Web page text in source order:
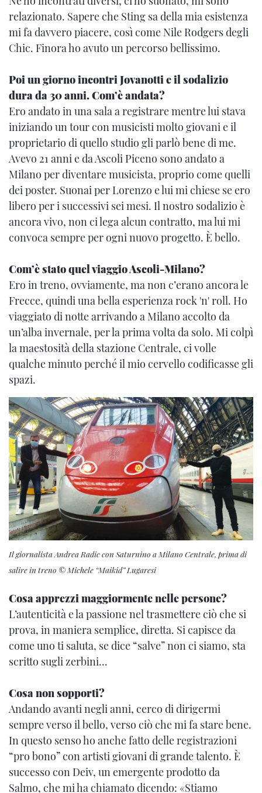
relazionato. Sapere che Sting sa della mia esistenza
mi fa davvero piacere, così come Nile Rodgers degli
Chic. Finora ho avuto un percorso bellissimo.
Poi un giorno incontri Jovanotti e il sodalizio
dura da 30 anni. Com’è andata?
Ero andato in una sala a registrare mentre lui stava
iniziando un tour con musicisti molto giovani e il
proprietario di quello studio gli parlò bene di me.
Avevo 21 anni e da Ascoli Piceno sono andato a
Milano per diventare musicista, proprio come quelli
dei poster. Suonai per Lorenzo e lui mi chiese se ero
libero per i successivi sei mesi. Il nostro sodalizio è
ancora vivo, non ci lega alcun contratto, ma lui mi
convoca sempre per ogni nuovo progetto. È bello.
Com’è stato quel viaggio Ascoli-Milano?
Ero in treno, ovviamente, ma non c’erano ancora le
Frecce, quindi una bella esperienza rock 'n' roll. Ho
viaggiato di notte arrivando a Milano accolto da
un’alba invernale, per la prima volta da solo. Mi colpì
la maestosità della stazione Centrale, ci volle
qualche minuto perché il mio cervello codificasse gli
spazi.
Il giornalista Andrea Radic con Saturnino a Milano Centrale, prima di
salire in treno © Michele “Maikid” Lugaresi
Cosa apprezzi maggiormente nelle persone?
L’autenticità e la passione nel trasmettere ciò che si
prova, in maniera semplice, diretta. Si capisce da
come uno ti saluta, se dice “salve” non ci siamo, sta
scritto sugli zerbini...
Cosa non sopporti?
Andando avanti negli anni, cerco di dirigermi
sempre verso il bello, verso ciò che mi fa stare bene.
In questo senso ho anche fatto delle registrazioni
“pro bono” con artisti giovani di grande talento. È
successo con Deiv, un emergente prodotto da
Salmo, che mi ha chiamato dicendo: «Stiamo